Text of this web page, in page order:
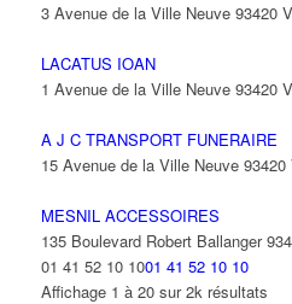
3 Avenue de la Ville Neuve 93420
LACATUS IOAN
1 Avenue de la Ville Neuve 93420
A J C TRANSPORT FUNERAIRE
15 Avenue de la Ville Neuve
MESNIL ACCESSOIRES
135 Boulevard Robert Ballanger
01 41 52 10 1001 41 52 10 10
Affichage 1 à 20 sur 2k résultats